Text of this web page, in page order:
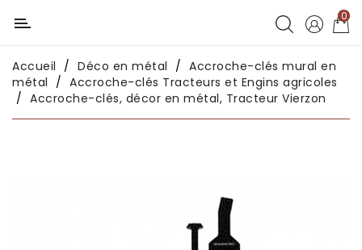
Catégorie
Déco
chambres
0
Accueil Déco en métal
Accroche-clés mural en
métal
Accroche-clés Tracteurs et Engins agricoles
Accroche-clés, décor en métal, Tracteur Vierzon